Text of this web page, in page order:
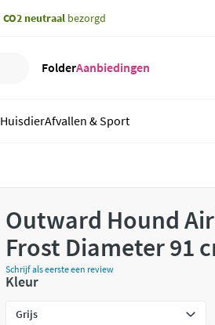
CO2 neutraal bezorgd
FolderAanbiedingen
HuisdierAfvallen & Sport
Outward Hound
Frost Diameter 91
Schrijf als eerste een review
Kleur